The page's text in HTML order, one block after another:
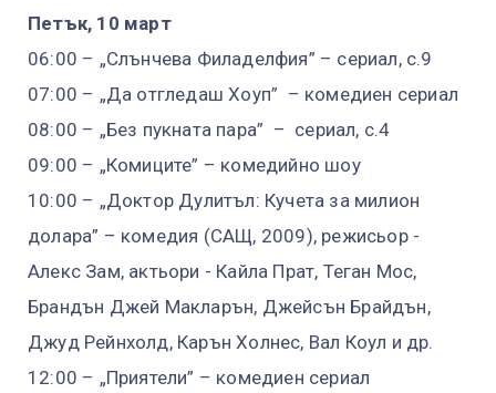
Петък, 10 март
06:00 – „Слънчева Филаделфия” – сериал, с.9
07:00 – „Да отгледаш Хоуп” – комедиен сериал
08:00 – „Без пукната пара” – сериал, с.4
09:00 – „Комиците” – комедийно шоу
10:00 – „Доктор Дулитъл: Кучета за милион
долара” – комедия (САЩ, 2009), режисьор -
Алекс Зам, актьори - Кайла Прат, Теган Мос,
Брандън Джей Макларън, Джейсън Брайдън,
Джуд Рейнхолд, Карън Холнес, Вал Коул и др.
12:00 – „Приятели” – комедиен сериал